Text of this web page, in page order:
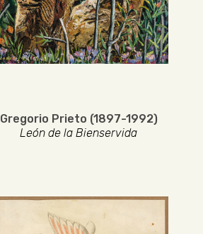
Gregorio Prieto (1897-1992)
León de la Bienservida